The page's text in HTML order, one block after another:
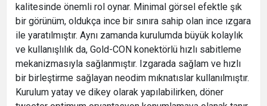
kalitesinde önemli rol oynar. Minimal görsel efektle şık
bir görünüm, oldukça ince bir sınıra sahip olan ince ızgara
ile yaratılmıştır. Aynı zamanda kurulumda büyük kolaylık
ve kullanışlılık da, Gold-CON konektörlü hızlı sabitleme
mekanizmasıyla sağlanmıştır. Izgarada sağlam ve hızlı
bir birleştirme sağlayan neodim mıknatıslar kullanılmıştır.
Kurulum yatay ve dikey olarak yapılabilirken, döner